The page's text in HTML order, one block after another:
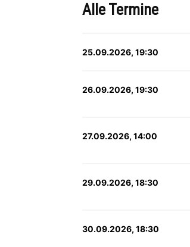
Alle Termine
25.09.2026, 19:30
26.09.2026, 19:30
27.09.2026, 14:00
29.09.2026, 18:30
30.09.2026, 18:30